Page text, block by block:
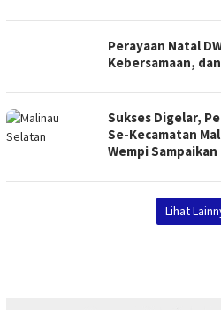
Perayaan Natal
Kebersamaan,
Sukses Digelar,
Se-Kecamatan
Wempi
Lihat